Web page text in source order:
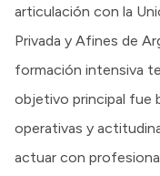
articulación con la
Privada y Afines de
formación intensiva
objetivo principal fue
operativas y
actuar con